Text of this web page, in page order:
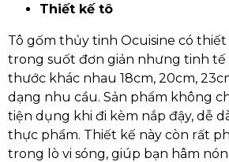
Thiết kế tô
Tô gốm thủy tinh Ocuisine có
trong suốt đơn giản nhưng tinh tế
thước khác nhau 18cm, 20cm,
dạng nhu cầu. Sản phẩm không
tiện dụng khi đi kèm nắp đậy, dễ
thực phẩm. Thiết kế này còn rất
trong lò vi sóng, giúp bạn hâm